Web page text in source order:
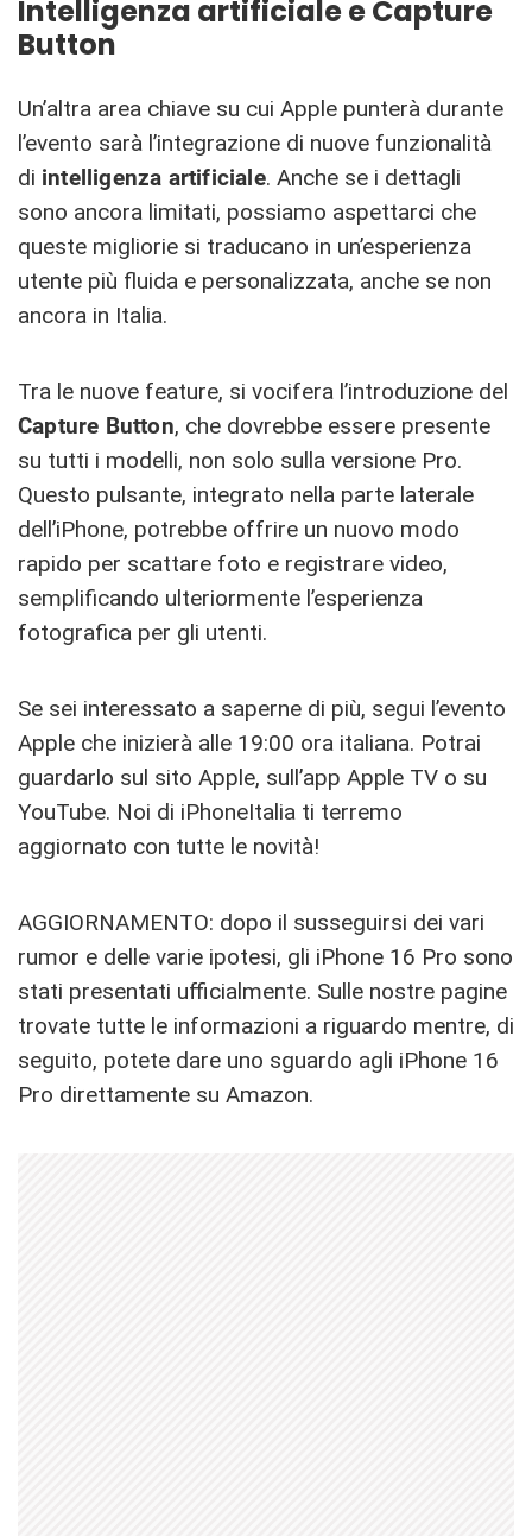
Intelligenza artificiale e Capture
Button
Un’altra area chiave su cui Apple punterà durante
l’evento sarà l’integrazione di nuove funzionalità
di intelligenza artificiale. Anche se i dettagli
sono ancora limitati, possiamo aspettarci che
queste migliorie si traducano in un’esperienza
utente più fluida e personalizzata, anche se non
ancora in Italia.
Tra le nuove feature, si vocifera l’introduzione del
Capture Button, che dovrebbe essere presente
su tutti i modelli, non solo sulla versione Pro.
Questo pulsante, integrato nella parte laterale
dell’iPhone, potrebbe offrire un nuovo modo
rapido per scattare foto e registrare video,
semplificando ulteriormente l’esperienza
fotografica per gli utenti.
Se sei interessato a saperne di più, segui l’evento
Apple che inizierà alle 19:00 ora italiana. Potrai
guardarlo sul sito Apple, sull’app Apple TV o su
YouTube. Noi di iPhoneItalia ti terremo
aggiornato con tutte le novità!
AGGIORNAMENTO: dopo il susseguirsi dei vari
rumor e delle varie ipotesi, gli iPhone 16 Pro sono
stati presentati ufficialmente. Sulle nostre pagine
trovate tutte le informazioni a riguardo mentre, di
seguito, potete dare uno sguardo agli iPhone 16
Pro direttamente su Amazon.